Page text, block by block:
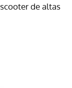
de altas